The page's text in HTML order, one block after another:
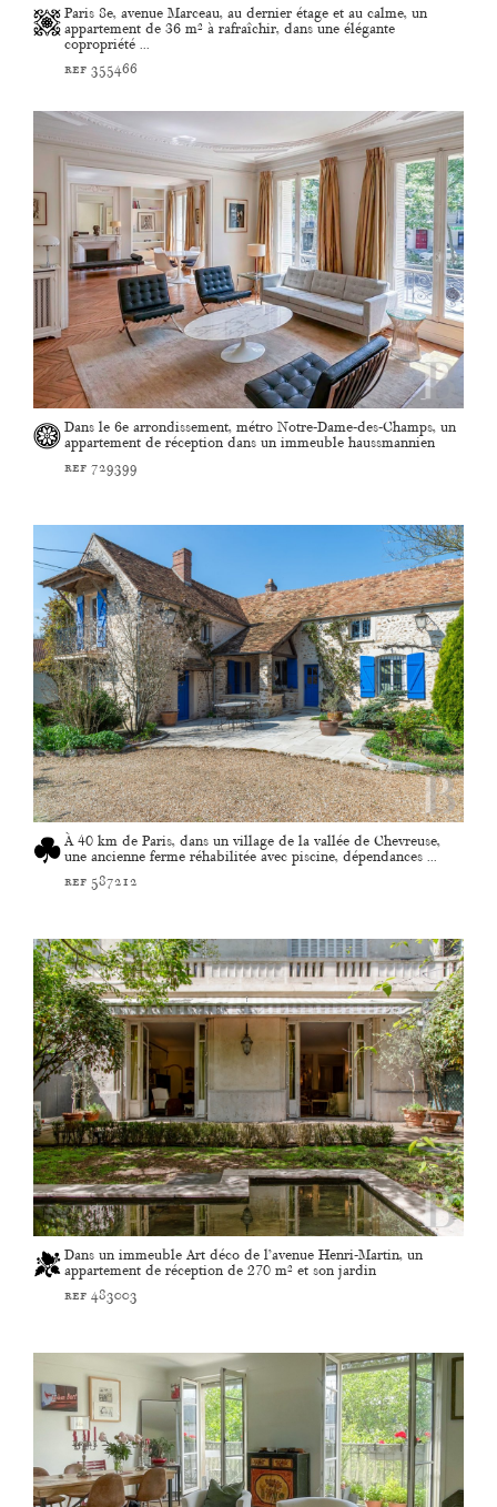
Paris 8e, avenue Marceau, au dernier étage et au calme, un
appartement de 36 m² à rafraîchir, dans une élégante
copropriété ...
ref 355466
Dans le 6e arrondissement, métro Notre-Dame-des-Champs, un
appartement de réception dans un immeuble haussmannien
ref 729399
À 40 km de Paris, dans un village de la vallée de Chevreuse,
une ancienne ferme réhabilitée avec piscine, dépendances ...
ref 587212
Dans un immeuble Art déco de l’avenue Henri-Martin, un
appartement de réception de 270 m² et son jardin
ref 483003